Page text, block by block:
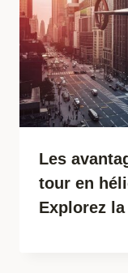
Les
tour en
Explorez